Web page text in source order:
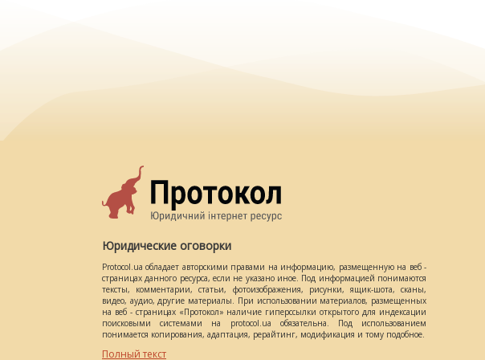
Юридические оговорки
Protocol.ua обладает авторскими правами на информацию, размещенную на веб -
страницах данного ресурса, если не указано иное. Под информацией понимаются
тексты, комментарии, статьи, фотоизображения, рисунки, ящик-шота, сканы,
видео, аудио, другие материалы. При использовании материалов, размещенных
на веб - страницах «Протокол» наличие гиперссылки открытого для индексации
поисковыми системами на protocol.ua обязательна. Под использованием
понимается копирования, адаптация, рерайтинг, модификация и тому подобное.
Полный текст